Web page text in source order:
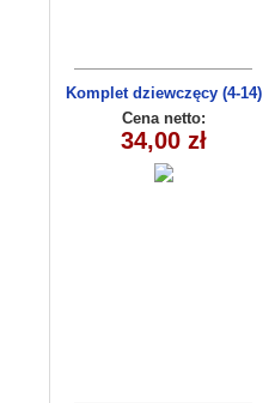
Komplet dziewczęcy (4-14)
8156
Cena netto:
34,00 zł